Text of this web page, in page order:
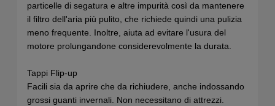
particelle di segatura e altre impurità così da mantenere
il filtro dell'aria più pulito, che richiede quindi una pulizia
meno frequente. Inoltre, aiuta ad evitare l'usura del
motore prolungandone considerevolmente la durata.
Tappi Flip-up
Facili sia da aprire che da richiudere, anche indossando
grossi guanti invernali. Non necessitano di attrezzi.